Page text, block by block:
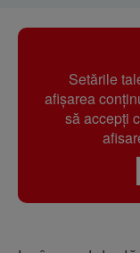
Setările
afișarea
să accepți